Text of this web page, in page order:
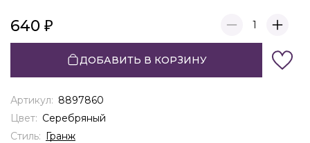
640 1
ДОБАВИТЬ В КОРЗИНУ
Артикул: 8897860
Цвет: Серебряный
Стиль: Гранж